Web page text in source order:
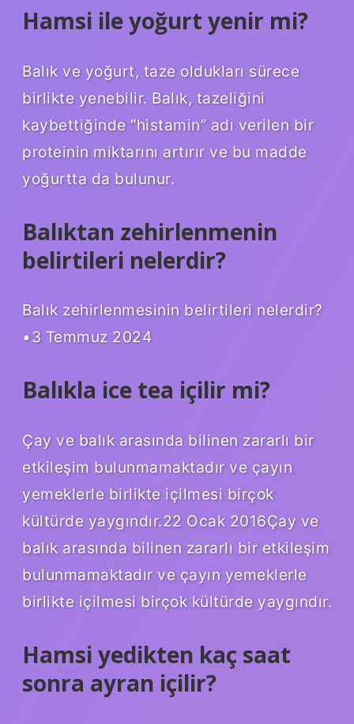
Hamsi ile yoğurt yenir mi?
Balık ve yoğurt, taze oldukları sürece
birlikte yenebilir. Balık, tazeliğini
kaybettiğinde “histamin” adı verilen bir
proteinin miktarını artırır ve bu madde
yoğurtta da bulunur.
Balıktan zehirlenmenin
belirtileri nelerdir?
Balık zehirlenmesinin belirtileri nelerdir?
•3 Temmuz 2024
Balıkla ice tea içilir mi?
Çay ve balık arasında bilinen zararlı bir
etkileşim bulunmamaktadır ve çayın
yemeklerle birlikte içilmesi birçok
kültürde yaygındır.22 Ocak 2016Çay ve
balık arasında bilinen zararlı bir etkileşim
bulunmamaktadır ve çayın yemeklerle
birlikte içilmesi birçok kültürde yaygındır.
Hamsi yedikten kaç saat
sonra ayran içilir?